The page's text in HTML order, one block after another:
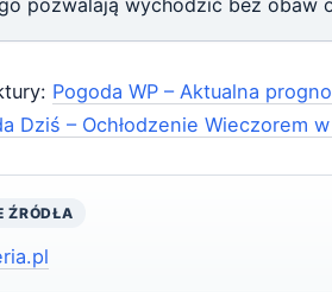
Pogoda WP – Aktualna
Dziś – Ochłodzenie Wieczorem w
ŹRÓDŁA